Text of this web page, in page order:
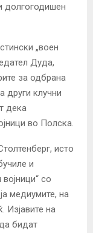
долгогодишен
„воен
Дуда,
за одбрана
други клучни
дека
во Полска.
исто
и
со
медиумите, на
Изјавите на
бидат